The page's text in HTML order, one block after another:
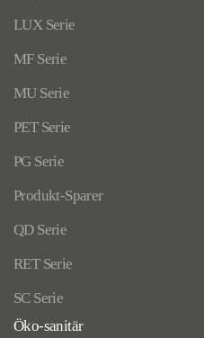
LUX Serie
MF Serie
MU Serie
PET Serie
PG Serie
Produkt-Sparer
QD Serie
RET Serie
SC Serie
Öko-sanitär